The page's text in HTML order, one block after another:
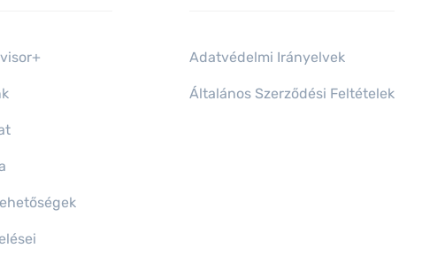
Adatvédelmi Irányelvek
Általános Szerződési Feltételek